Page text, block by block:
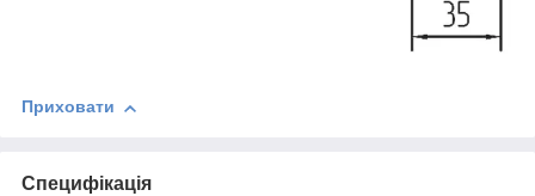
Приховати
Специфікація